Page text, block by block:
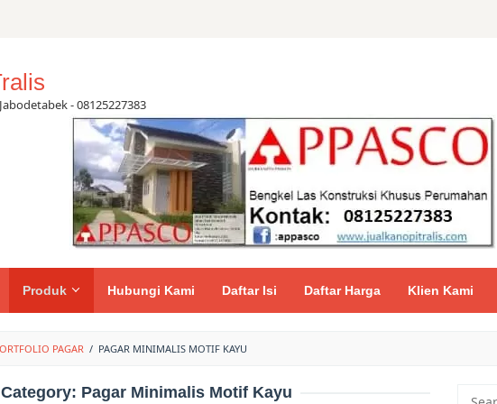
- 08125227383
Produk Hubungi Kami Daftar Isi Daftar Harga Klien Kami
PAGAR / PAGAR MINIMALIS MOTIF KAYU
Category: Pagar Minimalis Motif Kayu